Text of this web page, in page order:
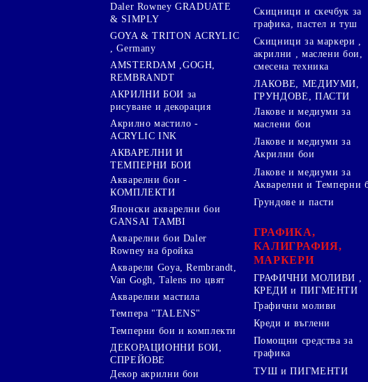
Daler Rowney GRADUATE
& SIMPLY
GOYA & TRITON АCRYLIC
, Germany
AMSTERDAM ,GOGH,
REMBRANDT
АКРИЛНИ БОИ за
рисуване и декорация
Акрилно мастило -
ACRYLIC INK
АКВАРЕЛНИ И
ТЕМПЕРНИ БОИ
Акварелни бои -
КОМПЛЕКТИ
Японски акварелни бои
GANSAI TAMBI
Акварелни бои Daler
Rowney на бройка
Акварели Goya, Rembrandt,
Van Gogh, Talens по цвят
Акварелни мастила
Темпера "TALENS"
Темперни бои и комплекти
ДЕКОРАЦИОННИ БОИ,
СПРЕЙОВЕ
Декор акрилни бои
Скицници и скечбук за
графика, пастел и туш
Скицници за маркери ,
акрилни , маслени бои,
смесена техника
ЛАКОВЕ, МЕДИУМИ,
ГРУНДОВЕ, ПАСТИ
Лакове и медиуми за
маслени бои
Лакове и медиуми за
Акрилни бои
Лакове и медиуми за
Акварелни и Темперни
Грундове и пасти
ГРАФИКА,
КАЛИГРАФИЯ,
МАРКЕРИ
ГРАФИЧНИ МОЛИВИ ,
КРЕДИ и ПИГМЕНТИ
Графични моливи
Креди и въглени
Помощни средства за
графика
ТУШ и ПИГМЕНТИ